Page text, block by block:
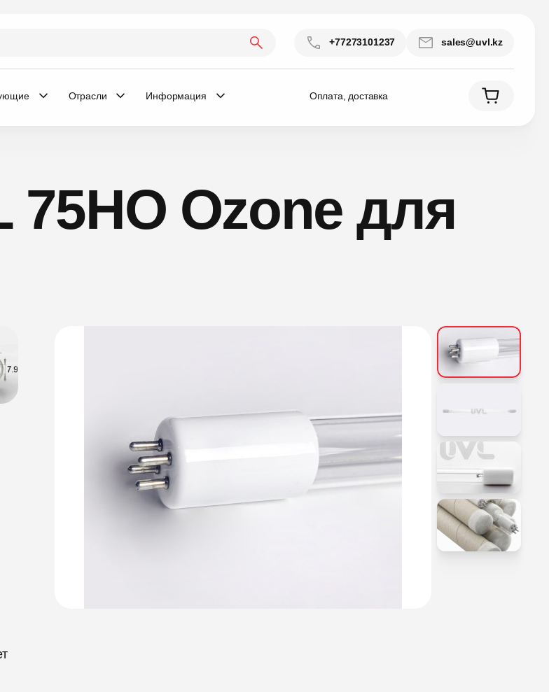
+77273101237 sales@uvl.kz
Отрасли Информация Оплата, доставка
Ozone для